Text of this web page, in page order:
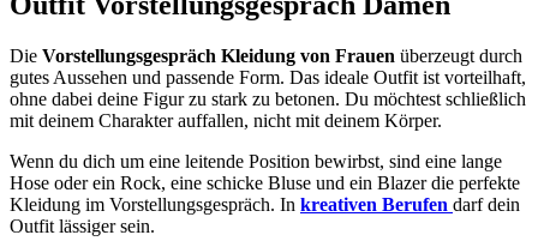
Die Vorstellungsgespräch Kleidung von Frauen überzeugt durch
gutes Aussehen und passende Form. Das ideale Outfit ist vorteilhaft,
ohne dabei deine Figur zu stark zu betonen. Du möchtest schließlich
mit deinem Charakter auffallen, nicht mit deinem Körper.
Wenn du dich um eine leitende Position bewirbst, sind eine lange
Hose oder ein Rock, eine schicke Bluse und ein Blazer die perfekte
Kleidung im Vorstellungsgespräch. In kreativen Berufen darf dein
Outfit lässiger sein.